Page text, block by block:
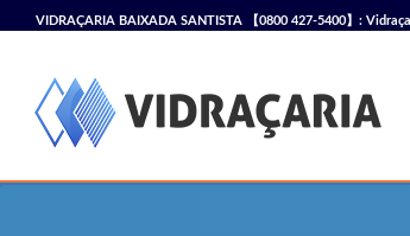
VIDRAÇARIA BAIXADA SANTISTA 【0800 427-5400】: